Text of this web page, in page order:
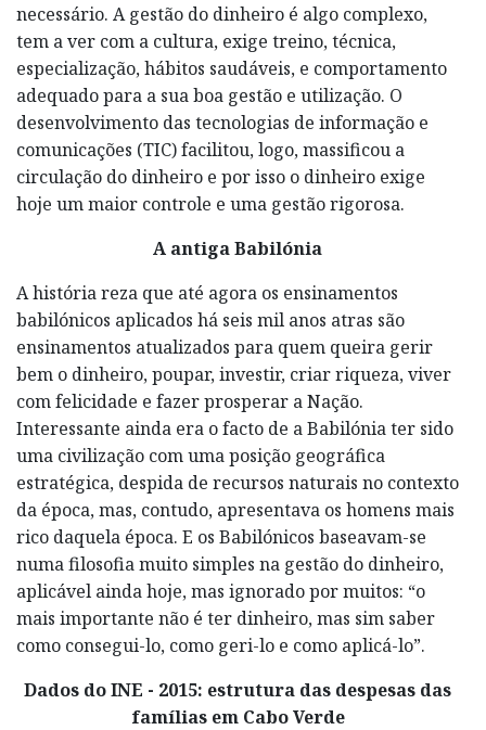
necessário. A gestão do dinheiro é algo complexo,
tem a ver com a cultura, exige treino, técnica,
especialização, hábitos saudáveis, e comportamento
adequado para a sua boa gestão e utilização. O
desenvolvimento das tecnologias de informação e
comunicações (TIC) facilitou, logo, massificou a
circulação do dinheiro e por isso o dinheiro exige
hoje um maior controle e uma gestão rigorosa.
A antiga Babilónia
A história reza que até agora os ensinamentos
babilónicos aplicados há seis mil anos atras são
ensinamentos atualizados para quem queira gerir
bem o dinheiro, poupar, investir, criar riqueza, viver
com felicidade e fazer prosperar a Nação.
Interessante ainda era o facto de a Babilónia ter sido
uma civilização com uma posição geográfica
estratégica, despida de recursos naturais no contexto
da época, mas, contudo, apresentava os homens mais
rico daquela época. E os Babilónicos baseavam-se
numa filosofia muito simples na gestão do dinheiro,
aplicável ainda hoje, mas ignorado por muitos: “o
mais importante não é ter dinheiro, mas sim saber
como consegui-lo, como geri-lo e como aplicá-lo”.
Dados do INE - 2015: estrutura das despesas das
famílias em Cabo Verde